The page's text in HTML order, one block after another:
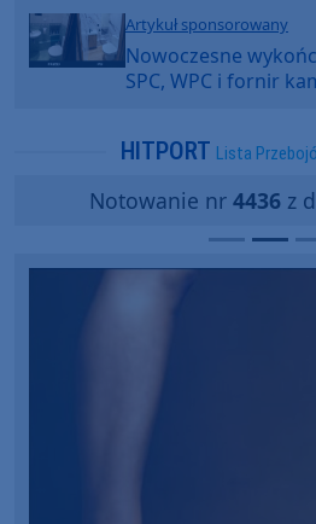
Artykuł sponsorowany
Nowoczesne
SPC, WPC i fornir
HITPORT Lista
Notowanie nr 4436z